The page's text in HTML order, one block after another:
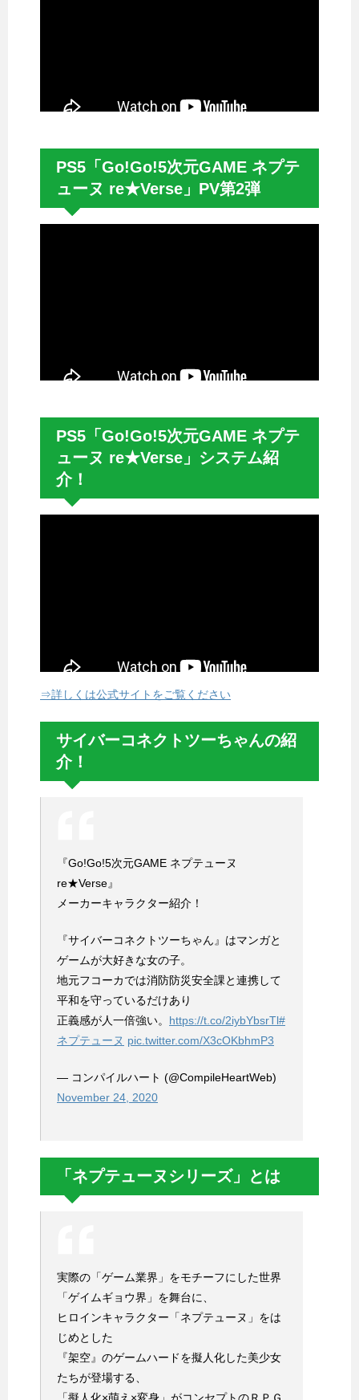
PS5「Go!Go!5次元GAME ネプテ
ューヌ re★Verse」PV第2弾
PS5「Go!Go!5次元GAME ネプテ
ューヌ re★Verse」システム紹
介！
⇒詳しくは公式サイトをご覧ください
サイバーコネクトツーちゃんの紹
介！
『Go!Go!5次元GAME ネプテューヌ
re★Verse』
メーカーキャラクター紹介！
『サイバーコネクトツーちゃん』はマンガと
ゲームが大好きな女の子。
地元フコーカでは消防防災安全課と連携して
平和を守っているだけあり
正義感が人一倍強い。 https://t.co/2iybYbsrTl#
ネプテューヌ pic.twitter.com/X3cOKbhmP3
— コンパイルハート (@CompileHeartWeb)
November 24, 2020
「ネプテューヌシリーズ」とは
実際の「ゲーム業界」をモチーフにした世界
「ゲイムギョウ界」を舞台に、
ヒロインキャラクター「ネプテューヌ」をは
じめとした
『架空』のゲームハードを擬人化した美少女
たちが登場する、